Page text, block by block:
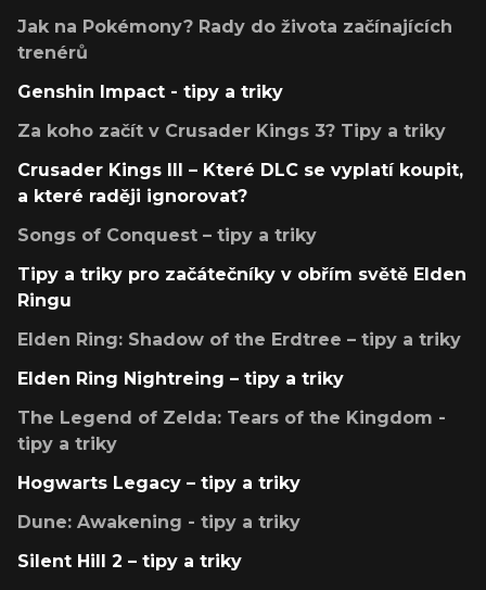
Jak na Pokémony? Rady do života začínajících
trenérů
Genshin Impact - tipy a triky
Za koho začít v Crusader Kings 3? Tipy a triky
Crusader Kings III – Které DLC se vyplatí koupit,
a které raději ignorovat?
Songs of Conquest – tipy a triky
Tipy a triky pro začátečníky v obřím světě Elden
Ringu
Elden Ring: Shadow of the Erdtree – tipy a triky
Elden Ring Nightreing – tipy a triky
The Legend of Zelda: Tears of the Kingdom -
tipy a triky
Hogwarts Legacy – tipy a triky
Dune: Awakening - tipy a triky
Silent Hill 2 – tipy a triky